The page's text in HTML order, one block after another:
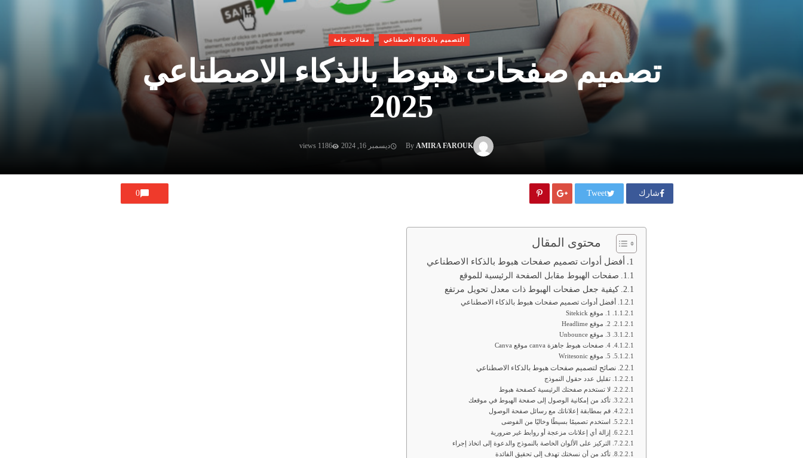
التصميم بالذكاء الاصطناعي مقالات عامة
تصميم صفحات هبوط بالذكاء الاصطناعي
2025
By AMIRA FAROUK ديسمبر 16, 2024 1186 views
شارك Tweet
0
محتوى المقال
أفضل أدوات تصميم صفحات هبوط بالذكاء الاصطناعي
صفحات الهبوط مقابل الصفحة الرئيسية للموقع
كيفية جعل صفحات الهبوط ذات معدل تحويل مرتفع
أفضل أدوات تصميم صفحات هبوط بالذكاء الاصطناعي
1. موقع Sitekick
2. موقع Headlime
3. موقع Unbounce
4. صفحات هبوط جاهزة canva موقع Canva
5. موقع Writesonic
نصائح لتصميم صفحات هبوط بالذكاء الاصطناعي
تقليل عدد حقول النموذج
لا تستخدم صفحتك الرئيسية كصفحة هبوط
تأكد من إمكانية الوصول إلى صفحة الهبوط في موقعك
قم بمطابقة إعلاناتك مع رسائل صفحة الوصول
استخدم تصميمًا بسيطًا وخاليًا من الفوضى
إزالة أي إعلانات مزعجة أو روابط غير ضرورية
التركيز على الألوان الخاصة بالنموذج والدعوة إلى اتخاذ إجراء
تأكد من أن نسختك تهدف إلى تحقيق الفائدة